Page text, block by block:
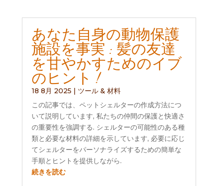
あなた自身の動物保護
施設を事実 : 髪の友達
を甘やかすためのイブ
のヒント !
18 8月 2025 | ツール & 材料
この記事では、ペットシェルターの作成方法につ
いて説明しています, 私たちの仲間の保護と快適さ
の重要性を強調する. シェルターの可能性のある種
類と必要な材料の詳細を示しています, 必要に応じ
てシェルターをパーソナライズするための簡単な
手順とヒントを提供しながら.
続きを読む